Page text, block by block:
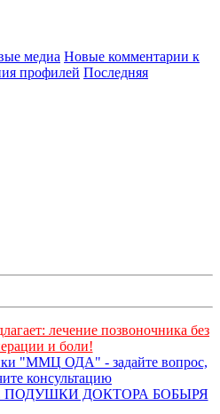
медиа Новые комментарии к
профилей Последняя
лечение позвоночника без
и боли!
"ММЦ ОДА" - задайте вопрос,
консультацию
ДОКТОРА БОБЫРЯ